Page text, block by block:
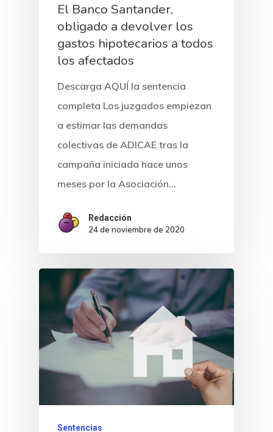
El Banco Santander,
obligado a devolver los
gastos hipotecarios a todos
los afectados
Descarga AQUÍ la sentencia
completa Los juzgados empiezan
a estimar las demandas
colectivas de ADICAE tras la
campaña iniciada hace unos
meses por la Asociación…
Redacción
24 de noviembre de 2020
Sentencias